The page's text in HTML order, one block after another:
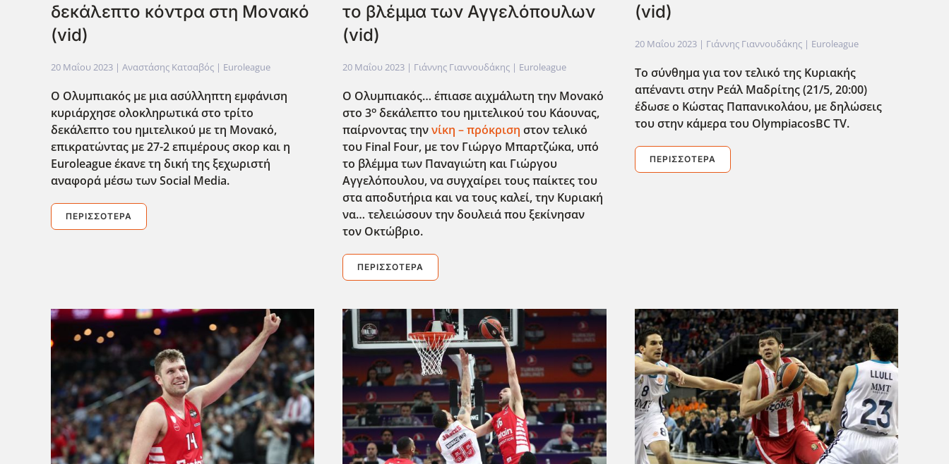
δεκάλεπτο κόντρα στη Μονακό
(vid)
20 Μαΐου 2023 | Αναστάσης Κατσαβός | Euroleague
Ο Ολυμπιακός με μια ασύλληπτη εμφάνιση
κυριάρχησε ολοκληρωτικά στο τρίτο
δεκάλεπτο του ημιτελικού με τη Μονακό,
επικρατώντας με 27-2 επιμέρους σκορ και η
Euroleague έκανε τη δική της ξεχωριστή
αναφορά μέσω των Social Media.
ΠΕΡΙΣΣΌΤΕΡΑ
το βλέμμα των Αγγελόπουλων
(vid)
20 Μαΐου 2023 | Γιάννης Γιαννουδάκης | Euroleague
Ο Ολυμπιακός… έπιασε αιχμάλωτη την Μονακό
στο 3ο δεκάλεπτο του ημιτελικού του Κάουνας,
παίρνοντας τηννίκη – πρόκριση στον τελικό
του Final Four, με τον Γιώργο Μπαρτζώκα, υπό
το βλέμμα των Παναγιώτη και Γιώργου
Αγγελόπουλου, να συγχαίρει τους παίκτες του
στα αποδυτήρια και να τους καλεί, την Κυριακή
να… τελειώσουν την δουλειά που ξεκίνησαν
τον Οκτώβριο.
ΠΕΡΙΣΣΌΤΕΡΑ
(vid)
20 Μαΐου 2023| Γιάννης Γιαννουδάκης | Euroleague
Το σύνθημα για τον τελικό της Κυριακής
απέναντι στην Ρεάλ Μαδρίτης (21/5, 20:00)
έδωσε ο Κώστας Παπανικολάου, με δηλώσεις
του στην κάμερα του OlympiacosBCTV.
ΠΕΡΙΣΣΌΤΕΡΑ